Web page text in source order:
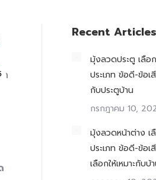
Recent Articles
มุ้งลวดประตู เลือ
ประเภท ข้อดี-ข้อเ
กับประตูบ้าน
กรกฎาคม 10,
มุ้งลวดหน้าต่าง เ
ประเภท ข้อดี-ข้อ
เลือกให้เหมาะกับบ้